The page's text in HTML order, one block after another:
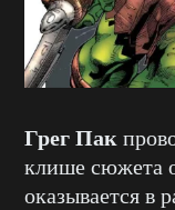
Грег Пак
клише сюжета
оказывается в